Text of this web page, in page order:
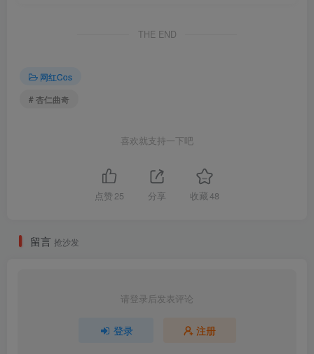
THE END
网红Cos
# 杏仁曲奇
喜欢就支持一下吧
点赞 25 分享 收藏48
留言 抢沙发
请登录后发表评论
登录 注册